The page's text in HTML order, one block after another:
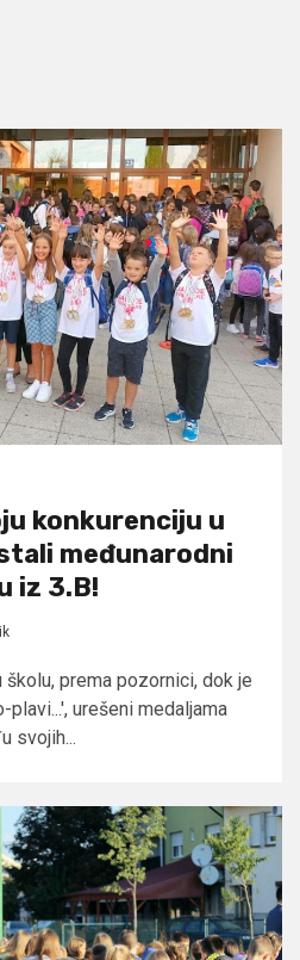
konkurenciju u
međunarodni
iz 3.B!
prema pozornici, dok je
urešeni medaljama
svojih...